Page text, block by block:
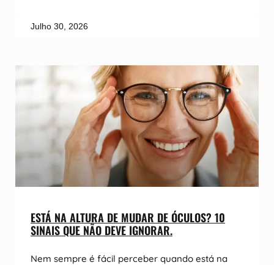
Julho 30, 2026
ESTÁ NA ALTURA DE MUDAR DE ÓCULOS? 10
SINAIS QUE NÃO DEVE IGNORAR.
Nem sempre é fácil perceber quando está na